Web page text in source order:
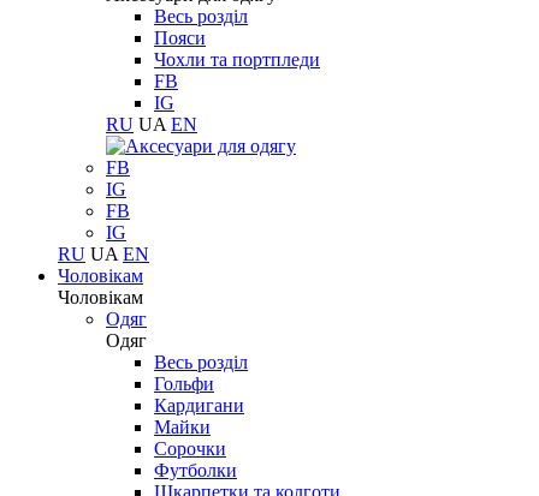
Весь розділ
Пояси
Чохли та портпледи
FB
IG
RU UA EN
FB
IG
FB
IG
RU UA EN
Чоловікам
Чоловікам
Одяг
Одяг
Весь розділ
Гольфи
Кардигани
Майки
Сорочки
Футболки
Шкарпетки та колготи